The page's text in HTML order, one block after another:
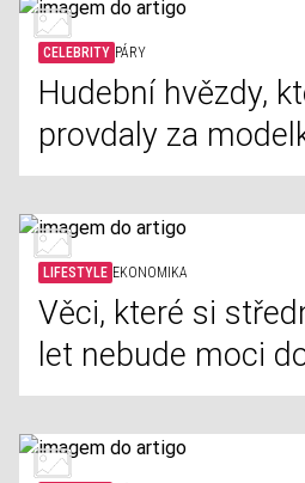
CELEBRITY PÁRY
Hudební hvězdy,
provdaly za
LIFESTYLE EKONOMIKA
Věci, které si
let nebude moci